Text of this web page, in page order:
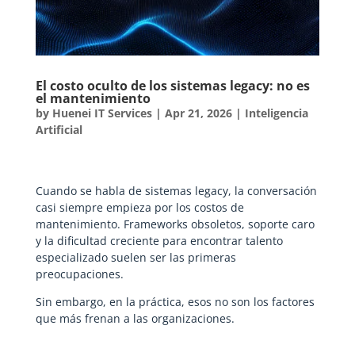
El costo oculto de los sistemas legacy: no es
el mantenimiento
by Huenei IT Services| Apr 21, 2026| Inteligencia
Artificial
Cuando se habla de sistemas legacy, la conversación
casi siempre empieza por los costos de
mantenimiento. Frameworks obsoletos, soporte caro
y la dificultad creciente para encontrar talento
especializado suelen ser las primeras
preocupaciones.
Sin embargo, en la práctica, esos no son los factores
que más frenan a las organizaciones.